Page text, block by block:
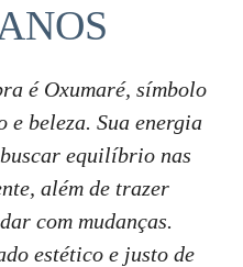
é Oxumaré, símbolo
e beleza. Sua energia
equilíbrio nas
além de trazer
com mudanças.
estético e justo de